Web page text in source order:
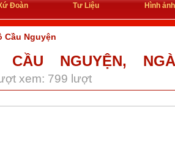
Đoàn Tư Liệu Hình ảnh
Cầu Nguyện
NGUYỆN,
xem: 799 lượt